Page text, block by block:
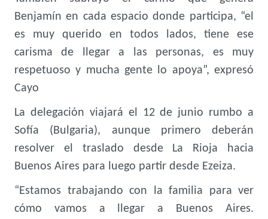
Benjamín en cada espacio donde participa, “el
es muy querido en todos lados, tiene ese
carisma de llegar a las personas, es muy
respetuoso y mucha gente lo apoya”, expresó
Cayo
La delegación viajará el 12 de junio rumbo a
Sofía (Bulgaria), aunque primero deberán
resolver el traslado desde La Rioja hacia
Buenos Aires para luego partir desde Ezeiza.
“Estamos trabajando con la familia para ver
cómo vamos a llegar a Buenos Aires.